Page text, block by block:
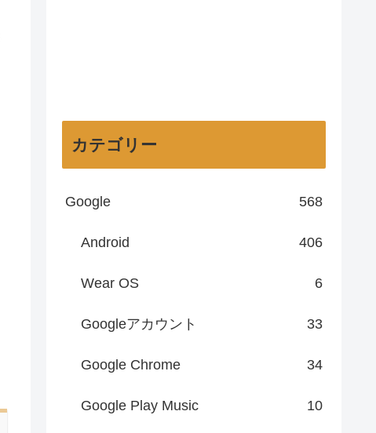
カテゴリー
Google 568
Android 406
Wear OS 6
Googleアカウント 33
Google Chrome 34
Google Play Music 10